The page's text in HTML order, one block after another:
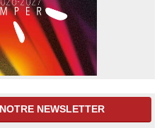
NEWSLETTER